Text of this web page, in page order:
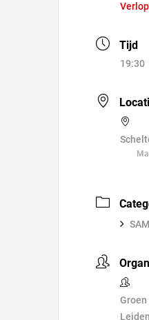
Tijd
19:30
Leiden